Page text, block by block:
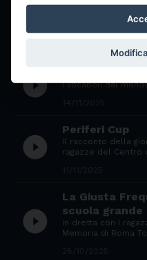
GLI ALTRI EPISODI
play_circle_filled
I vocaboli dal
play_circle_filled
Periferi Cup
Il racconto della
ragazze del Centro
play_circle_filled
La Giusta
scuola grande
In dretta con I
Memoria di Roma